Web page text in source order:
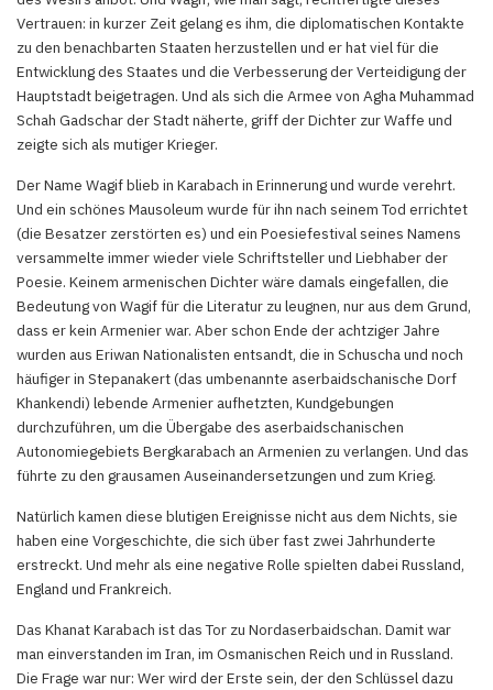
Vertrauen: in kurzer Zeit gelang es ihm, die diplomatischen Kontakte
zu den benachbarten Staaten herzustellen und er hat viel für die
Entwicklung des Staates und die Verbesserung der Verteidigung der
Hauptstadt beigetragen. Und als sich die Armee von Agha Muhammad
Schah Gadschar der Stadt näherte, griff der Dichter zur Waffe und
zeigte sich als mutiger Krieger.
Der Name Wagif blieb in Karabach in Erinnerung und wurde verehrt.
Und ein schönes Mausoleum wurde für ihn nach seinem Tod errichtet
(die Besatzer zerstörten es) und ein Poesiefestival seines Namens
versammelte immer wieder viele Schriftsteller und Liebhaber der
Poesie. Keinem armenischen Dichter wäre damals eingefallen, die
Bedeutung von Wagif für die Literatur zu leugnen, nur aus dem Grund,
dass er kein Armenier war. Aber schon Ende der achtziger Jahre
wurden aus Eriwan Nationalisten entsandt, die in Schuscha und noch
häufiger in Stepanakert (das umbenannte aserbaidschanische Dorf
Khankendi) lebende Armenier aufhetzten, Kundgebungen
durchzuführen, um die Übergabe des aserbaidschanischen
Autonomiegebiets Bergkarabach an Armenien zu verlangen. Und das
führte zu den grausamen Auseinandersetzungen und zum Krieg.
Natürlich kamen diese blutigen Ereignisse nicht aus dem Nichts, sie
haben eine Vorgeschichte, die sich über fast zwei Jahrhunderte
erstreckt. Und mehr als eine negative Rolle spielten dabei Russland,
England und Frankreich.
Das Khanat Karabach ist das Tor zu Nordaserbaidschan. Damit war
man einverstanden im Iran, im Osmanischen Reich und in Russland.
Die Frage war nur: Wer wird der Erste sein, der den Schlüssel dazu